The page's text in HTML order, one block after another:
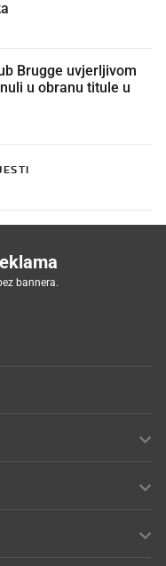
Brugge uvjerljivom
u obranu titule u
bannera.